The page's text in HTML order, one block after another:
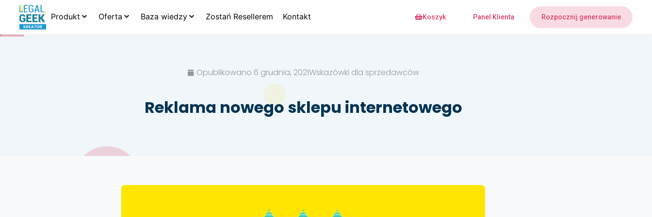
Produkt Oferta Baza wiedzy Zostań Resellerem Kontakt Koszyk Panel Klienta Rozpocznij generowanie
Opublikowano 6 grudnia, 2021Wskazówki dla sprzedawców
Reklama nowego sklepu internetowego